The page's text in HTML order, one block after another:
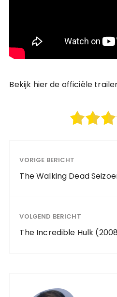
Bekijk hier de officiële
VORIGE BERICHT
The Walking Dead
VOLGEND BERICHT
The Incredible Hulk